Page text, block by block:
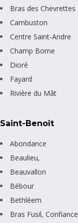
Bras des Chevrettes
Cambuston
Centre Saint-Andre
Champ Borne
Dioré
Fayard
Rivière du Mât
Saint-Benoît
Abondance
Beaulieu,
Beauvallon
Bébour
Bethléem
Bras Fusil, Confiance